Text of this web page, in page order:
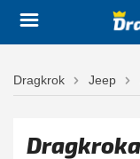
Dragkrok Jeep